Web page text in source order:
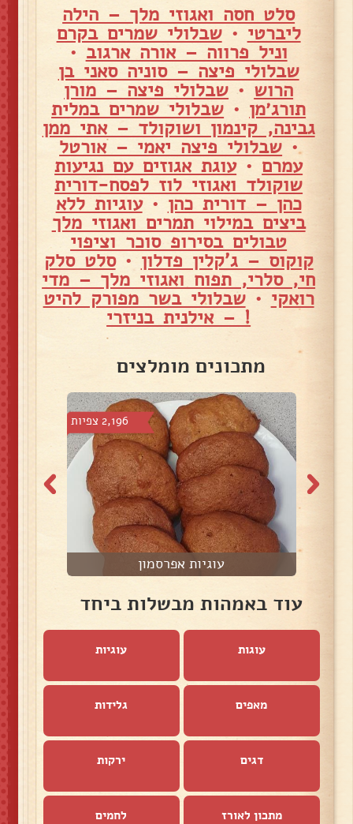
סלט חסה ואגוזי מלך – הילה
ליברטי •שבלולי שמרים בקרם
וניל פרווה – אורה ארגוב •
שבלולי פיצה – סוניה סאני בן
הרוש • שבלולי פיצה – מורן
תורג׳מן • שבלולי שמרים במלית
גבינה, קינמון ושוקולד – אתי ממן
• שבלולי פיצה יאמי – אורטל
עמרם •עוגת אגוזים עם נגיעות
שוקולד ואגוזי לוז לפסח-דורית
כהן – דורית כהן •עוגיות ללא
ביצים במילוי תמרים ואגוזי מלך
טבולים בסירופ סוכר וציפוי
קוקוס – ג'קלין פדלון •סלט סלק
חי, סלרי, תפוח ואגוזי מלך – מדי
רואקי •שבלולי בשר מפורק להיט
! – אילנית בניזרי
מתכונים מומלצים
2,196 צפיות
עוגיות אפרסמון
עוד באמהות מבשלות ביחד
עוגות עוגיות
מאפים גלידות
דגים ירקות
מתכון לאורז לחמים